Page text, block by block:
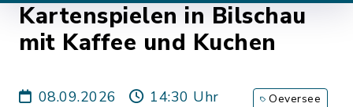
Kartenspielen in Bilschau
mit Kaffee und Kuchen
08.09.2026
14:30 Uhr
Oeversee